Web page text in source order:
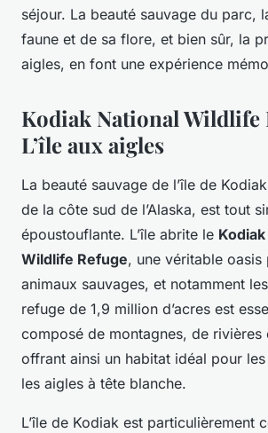
séjour. La beauté sauvage du parc,
faune et de sa flore, et bien sûr, la
aigles, en font une expérience
Kodiak National Wildlife
L’île aux aigles
La beauté sauvage de l’île de
de la côte sud de l’Alaska, est tout
époustouflante. L’île abrite le
Wildlife Refuge, une véritable oasis
animaux sauvages, et notamment
refuge de 1,9 million d’acres est
composé de montagnes, de rivières
offrant ainsi un habitat idéal pour
les aigles à tête blanche.
L’île de Kodiak est particulièrement